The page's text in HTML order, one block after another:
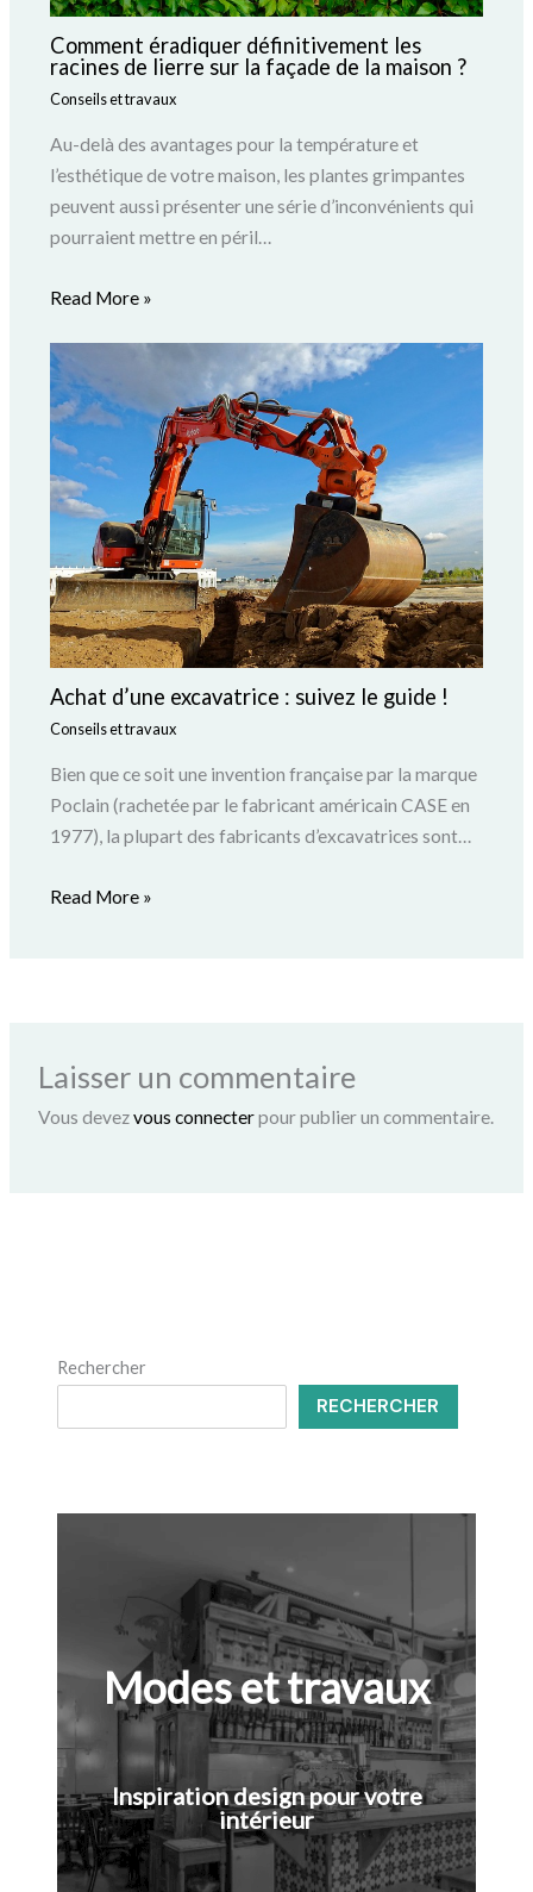
Comment éradiquer définitivement les
racines de lierre sur la façade de la maison ?
Conseils et travaux
Au-delà des avantages pour la température et
l’esthétique de votre maison, les plantes grimpantes
peuvent aussi présenter une série d’inconvénients qui
pourraient mettre en péril…
Read More »
Achat d’une excavatrice : suivez le guide !
Conseils et travaux
Bien que ce soit une invention française par la marque
Poclain (rachetée par le fabricant américain CASE en
1977), la plupart des fabricants d’excavatrices sont…
Read More »
Laisser un commentaire
Vous devezvous connecterpour publier un commentaire.
Rechercher
RECHERCHER
Modes et travaux
Inspiration design pour votre
intérieur